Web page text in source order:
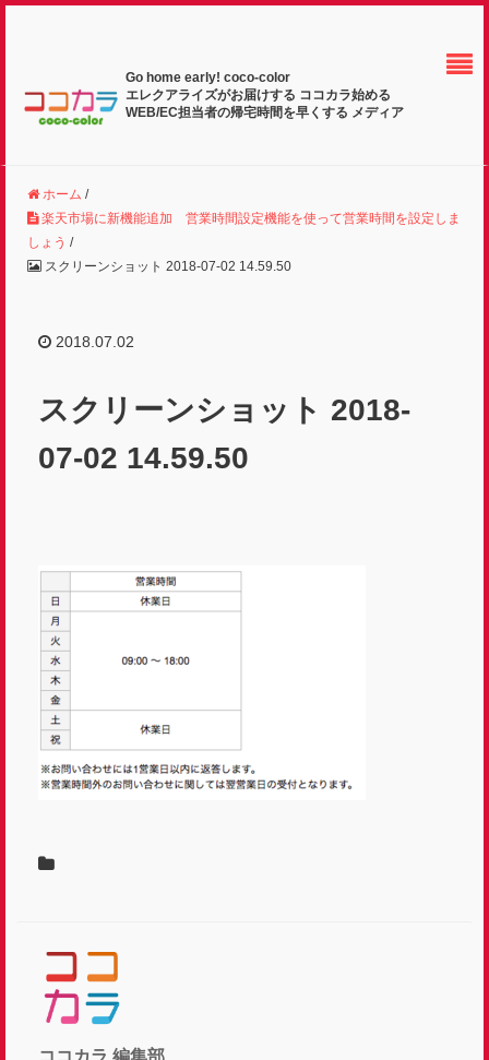
Go home early! coco-color
エレクアライズがお届けする ココカラ始める
WEB/EC担当者の帰宅時間を早くする メディア
ホーム /
楽天市場に新機能追加 営業時間設定機能を使って営業時間を設定しま
しょう /
スクリーンショット 2018-07-02 14.59.50
2018.07.02
スクリーンショット 2018-
07-02 14.59.50
ココカラ 編集部